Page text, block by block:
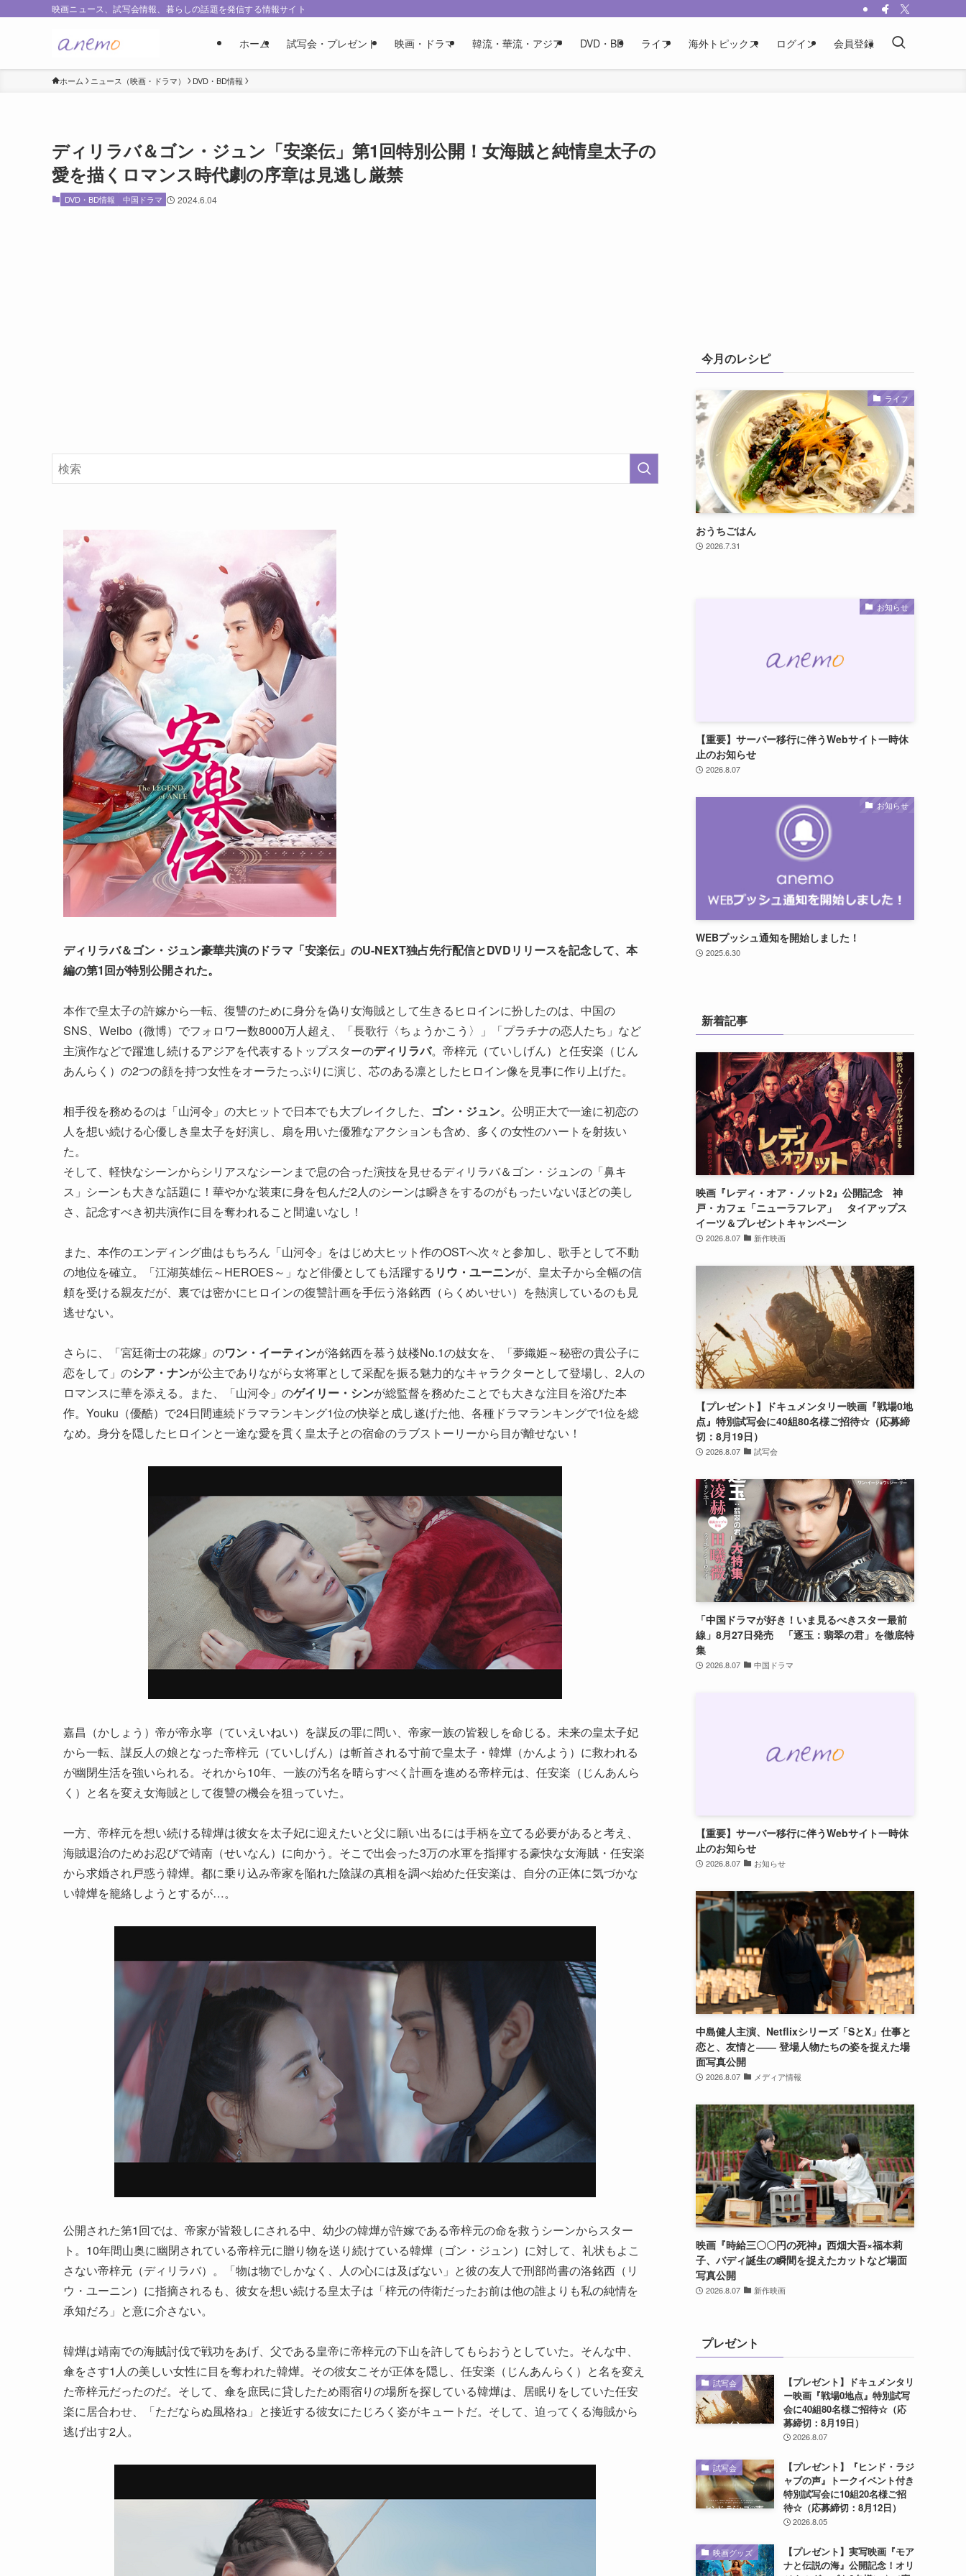
映画ニュース、試写会情報、暮らしの話題を発信する情報サイト
ホーム 試写会・プレゼント 映画・ドラマ 韓流・華流・アジア DVD・BD ライフ 海外トピックス ログイン 会員登録
ホーム ニュース（映画・ドラマ） DVD・BD情報
ディリラバ＆ゴン・ジュン「安楽伝」第1回特別公開！女海賊と純情皇太子の
愛を描くロマンス時代劇の序章は見逃し厳禁
DVD・BD情報 中国ドラマ 2024.6.04
ディリラバ＆ゴン・ジュン豪華共演のドラマ「安楽伝」のU-NEXT独占先行配信とDVDリリースを記念して、本
編の第1回が特別公開された。
本作で皇太子の許嫁から一転、復讐のために身分を偽り女海賊として生きるヒロインに扮したのは、中国の
SNS、Weibo（微博）でフォロワー数8000万人超え、「長歌行〈ちょうかこう〉」「プラチナの恋人たち」など
主演作などで躍進し続けるアジアを代表するトップスターのディリラバ。帝梓元（ていしげん）と任安楽（じん
あんらく）の2つの顔を持つ女性をオーラたっぷりに演じ、芯のある凛としたヒロイン像を見事に作り上げた。
相手役を務めるのは「山河令」の大ヒットで日本でも大ブレイクした、 ゴン・ジュン。公明正大で一途に初恋の
人を想い続ける心優しき皇太子を好演し、扇を用いた優雅なアクションも含め、多くの女性のハートを射抜い
た。
そして、軽快なシーンからシリアスなシーンまで息の合った演技を見せるディリラバ＆ゴン・ジュンの「鼻キ
ス」シーンも大きな話題に！華やかな装束に身を包んだ2人のシーンは瞬きをするのがもったいないほどの美し
さ、記念すべき初共演作に目を奪われること間違いなし！
また、本作のエンディング曲はもちろん「山河令」をはじめ大ヒット作のOSTへ次々と参加し、歌手として不動
の地位を確立。「江湖英雄伝～HEROES～」など俳優としても活躍する リウ・ユーニンが、皇太子から全幅の信
頼を受ける親友だが、裏では密かにヒロインの復讐計画を手伝う洛銘西（らくめいせい）を熱演しているのも見
逃せない。
さらに、「宮廷衛士の花嫁」のワン・イーティンが洛銘西を慕う妓楼No.1の妓女を、「夢織姫～秘密の貴公子に
恋をして」のシア・ナンが公主でありながら女将軍として采配を振る魅力的なキャラクターとして登場し、2人の
ロマンスに華を添える。また、「山河令」のゲイリー・シンが総監督を務めたことでも大きな注目を浴びた本
作。Youku（優酷）で24日間連続ドラマランキング1位の快挙と成し遂げた他、各種ドラマランキングで1位を総
なめ。身分を隠したヒロインと一途な愛を貫く皇太子との宿命のラブストーリーから目が離せない！
嘉昌（かしょう）帝が帝永寧（ていえいねい）を謀反の罪に問い、帝家一族の皆殺しを命じる。未来の皇太子妃
から一転、謀反人の娘となった帝梓元（ていしげん）は斬首される寸前で皇太子・韓燁（かんよう）に救われる
が幽閉生活を強いられる。それから10年、一族の汚名を晴らすべく計画を進める帝梓元は、任安楽（じんあんら
く）と名を変え女海賊として復讐の機会を狙っていた。
一方、帝梓元を想い続ける韓燁は彼女を太子妃に迎えたいと父に願い出るには手柄を立てる必要があると考え、
海賊退治のためお忍びで靖南（せいなん）に向かう。そこで出会った3万の水軍を指揮する豪快な女海賊・任安楽
から求婚され戸惑う韓燁。都に乗り込み帝家を陥れた陰謀の真相を調べ始めた任安楽は、自分の正体に気づかな
い韓燁を籠絡しようとするが…。
公開された第1回では、帝家が皆殺しにされる中、幼少の韓燁が許嫁である帝梓元の命を救うシーンからスター
ト。10年間山奥に幽閉されている帝梓元に贈り物を送り続けている韓燁（ゴン・ジュン）に対して、礼状もよこ
さない帝梓元（ディリラバ）。「物は物でしかなく、人の心には及ばない」と彼の友人で刑部尚書の洛銘西（リ
ウ・ユーニン）に指摘されるも、彼女を想い続ける皇太子は「梓元の侍衛だったお前は他の誰よりも私の純情を
承知だろ」と意に介さない。
韓燁は靖南での海賊討伐で戦功をあげ、父である皇帝に帝梓元の下山を許してもらおうとしていた。そんな中、
傘をさす1人の美しい女性に目を奪われた韓燁。その彼女こそが正体を隠し、任安楽（じんあんらく）と名を変え
た帝梓元だったのだ。そして、傘を庶民に貸したため雨宿りの場所を探している韓燁は、居眠りをしていた任安
楽に居合わせ、「ただならぬ風格ね」と接近する彼女にたじろく姿がキュートだ。そして、迫ってくる海賊から
逃げ出す2人。
今月のレシピ
ライフ
おうちごはん
2026.7.31
お知らせ
【重要】サーバー移行に伴うWebサイト一時休
止のお知らせ
2026.8.07
お知らせ
WEBプッシュ通知を開始しました！
2025.6.30
新着記事
映画『レディ・オア・ノット2』公開記念 神
戸・カフェ「ニューラフレア」 タイアップス
イーツ＆プレゼントキャンペーン
2026.8.07 新作映画
【プレゼント】ドキュメンタリー映画『戦場0地
点』特別試写会に40組80名様ご招待☆（応募締
切：8月19日）
2026.8.07 試写会
「中国ドラマが好き！いま見るべきスター最前
線」8月27日発売 「逐玉：翡翠の君」を徹底特
集
2026.8.07 中国ドラマ
【重要】サーバー移行に伴うWebサイト一時休
止のお知らせ
2026.8.07 お知らせ
中島健人主演、Netflixシリーズ「SとX」仕事と
恋と、友情と―― 登場人物たちの姿を捉えた場
面写真公開
2026.8.07 メディア情報
映画『時給三〇〇円の死神』西畑大吾×福本莉
子、バディ誕生の瞬間を捉えたカットなど場面
写真公開
2026.8.07 新作映画
プレゼント
試写会
【プレゼント】ドキュメンタリ
ー映画『戦場0地点』特別試写
会に40組80名様ご招待☆（応
募締切：8月19日）
2026.8.07
試写会
【プレゼント】『ヒンド・ラジ
ャブの声』トークイベント付き
特別試写会に10組20名様ご招
待☆（応募締切：8月12日）
2026.8.05
映画グッズ
【プレゼント】実写映画『モア
ナと伝説の海』公開記念！オリ